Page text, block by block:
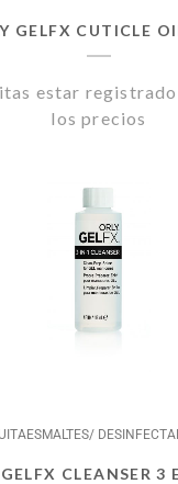
GELFX CUTICLE
estar
los precios
CLEANSER 3